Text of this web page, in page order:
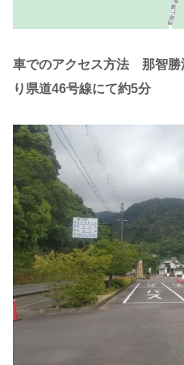
車でのアクセス方法 那智勝
り県道46号線にて約5分